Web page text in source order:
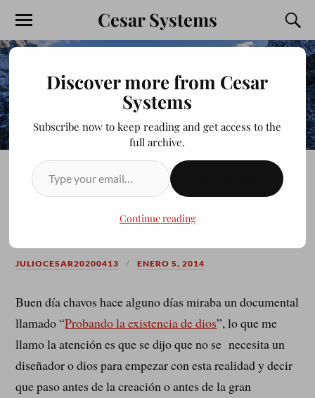
Cesar Systems
Existencia de dios creador el
arquitecto del universo
JULIOCESAR20200413 ENERO 5, 2014
Buen día chavos hace alguno días miraba un documental
llamado “Probando la existencia de dios”, lo que me
llamo la atención es que se dijo que no se necesita un
diseñador o dios para empezar con esta realidad y decir
que paso antes de la creación o antes de la gran
Discover more from Cesar
Systems
Subscribe now to keep reading and get access to the
full archive.
Continue reading